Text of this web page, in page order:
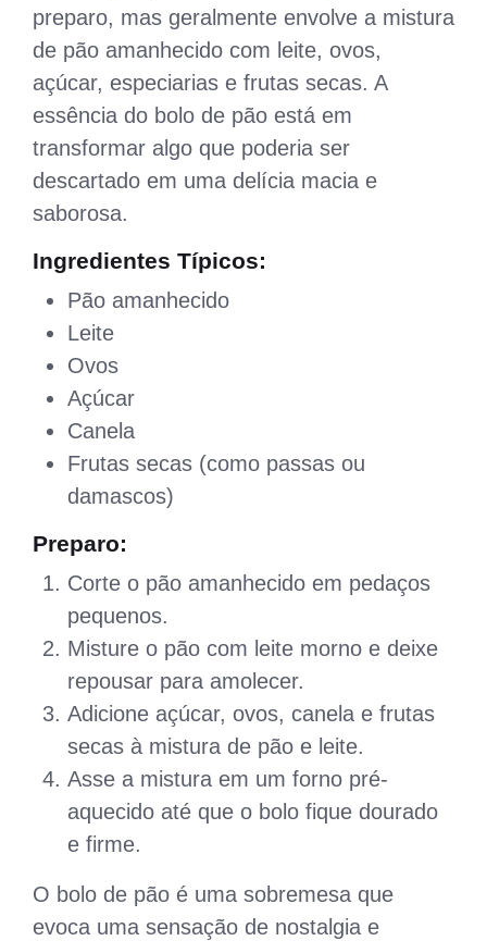
preparo, mas geralmente envolve a mistura
de pão amanhecido com leite, ovos,
açúcar, especiarias e frutas secas. A
essência do bolo de pão está em
transformar algo que poderia ser
descartado em uma delícia macia e
saborosa.
Ingredientes Típicos:
Pão amanhecido
Leite
Ovos
Açúcar
Canela
Frutas secas (como passas ou
damascos)
Preparo:
Corte o pão amanhecido em pedaços
pequenos.
Misture o pão com leite morno e deixe
repousar para amolecer.
Adicione açúcar, ovos, canela e frutas
secas à mistura de pão e leite.
Asse a mistura em um forno pré-
aquecido até que o bolo fique dourado
e firme.
O bolo de pão é uma sobremesa que
evoca uma sensação de nostalgia e